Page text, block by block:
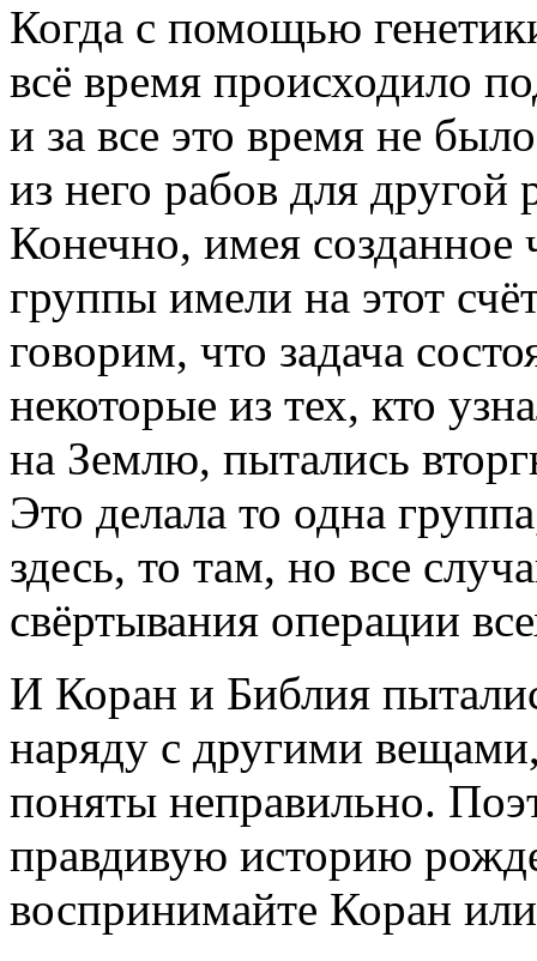
Когда с помощью
всё время происходило
и за все это время не
из него рабов для
Конечно, имея созданное
группы имели на этот
говорим, что задача
некоторые из тех, кто
на Землю, пытались
Это делала то одна
здесь, то там, но все
свёртывания операции
И Коран и Библия
наряду с другими
поняты неправильно.
правдивую историю
воспринимайте Коран